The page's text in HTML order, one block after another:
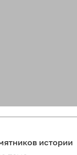
истории